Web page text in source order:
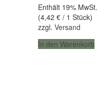
war:
19,64 €
ist:
17,68 €.
Enthält 19% MwSt.
(4,42 €/ 1 Stück)
zzgl. Versand
In den Warenkorb